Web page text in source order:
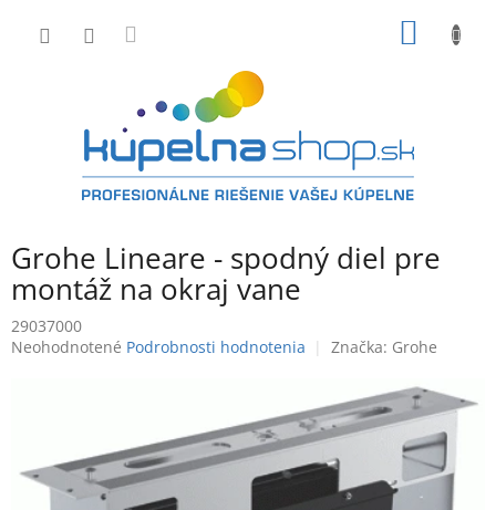
Grohe Lineare - spodný diel pre
montáž na okraj vane
29037000
Priemerné
hviezdičiek.
Neohodnotené Podrobnosti hodnotenia Značka: Grohe